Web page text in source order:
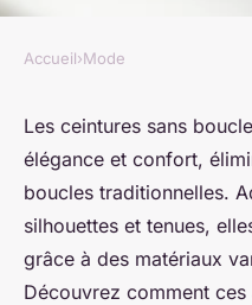
Ceintures
élégance et
quotidien
Mohamed•27 mai 2025• 5
Accueil›Mode
Les ceintures sans
élégance et confort,
boucles traditionnelles.
silhouettes et tenues,
grâce à des matériaux
Découvrez comment